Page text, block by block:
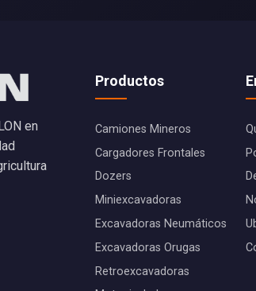
en
Productos
Camiones Mineros
Cargadores Frontales
Dozers
Miniexcavadoras
Excavadoras Neumáticos
Excavadoras Orugas
Retroexcavadoras